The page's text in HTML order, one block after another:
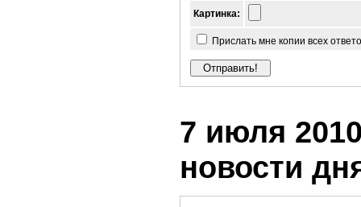
Картинка:
Прислать мне копии всех
7 июля
новости